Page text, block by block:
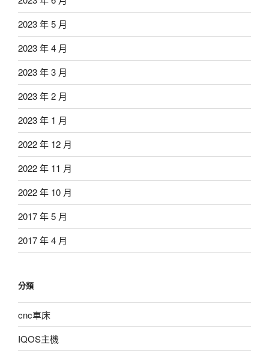
2023 年 5 月
2023 年 4 月
2023 年 3 月
2023 年 2 月
2023 年 1 月
2022 年 12 月
2022 年 11 月
2022 年 10 月
2017 年 5 月
2017 年 4 月
分類
cnc車床
IQOS主機